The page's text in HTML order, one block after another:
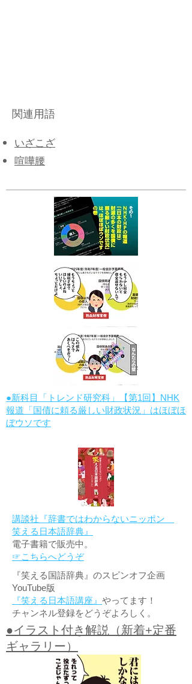
関連用語
いざこざ
喧嘩腰
●新科目「トレンド研究科」【第1回】NHK
報道「国債に頼る厳しい財政状況」はほぼほ
ぼウソです
講談社『辞書ではわからないニッポン
笑える日本語辞典』
電子書籍で販売中。
☞こちらへどうぞ
『笑える国語辞典』のスピンオフ企画
YouTube版
『笑える日本語講座』 やってます！
チャンネル登録をどうぞよろしく。
●イラスト付き解説（新着+定番
ギャラリー）